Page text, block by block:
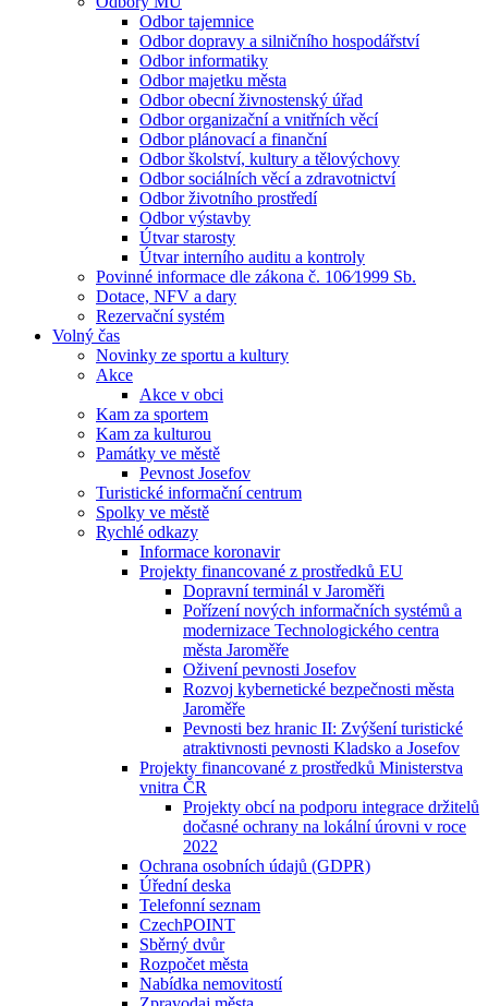
Odbor tajemnice
Odbor dopravy a silničního hospodářství
Odbor informatiky
Odbor majetku města
Odbor obecní živnostenský úřad
Odbor organizační a vnitřních věcí
Odbor plánovací a finanční
Odbor školství, kultury a tělovýchovy
Odbor sociálních věcí a zdravotnictví
Odbor životního prostředí
Odbor výstavby
Útvar starosty
Útvar interního auditu a kontroly
Povinné informace dle zákona č. 106⁄1999 Sb.
Dotace, NFV a dary
Rezervační systém
Volný čas
Novinky ze sportu a kultury
Akce
Akce v obci
Kam za sportem
Kam za kulturou
Památky ve městě
Pevnost Josefov
Turistické informační centrum
Spolky ve městě
Rychlé odkazy
Informace koronavir
Projekty financované z prostředků EU
Dopravní terminál v Jaroměři
Pořízení nových informačních systémů a
modernizace Technologického centra
města Jaroměře
Oživení pevnosti Josefov
Rozvoj kybernetické bezpečnosti města
Jaroměře
Pevnosti bez hranic II: Zvýšení turistické
atraktivnosti pevnosti Kladsko a Josefov
Projekty financované z prostředků Ministerstva
vnitra ČR
Projekty obcí na podporu integrace držitelů
dočasné ochrany na lokální úrovni v roce
2022
Ochrana osobních údajů (GDPR)
Úřední deska
Telefonní seznam
CzechPOINT
Sběrný dvůr
Rozpočet města
Nabídka nemovitostí